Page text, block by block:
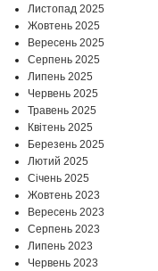
Листопад 2025
Жовтень 2025
Вересень 2025
Серпень 2025
Липень 2025
Червень 2025
Травень 2025
Квітень 2025
Березень 2025
Лютий 2025
Січень 2025
Жовтень 2023
Вересень 2023
Серпень 2023
Липень 2023
Червень 2023